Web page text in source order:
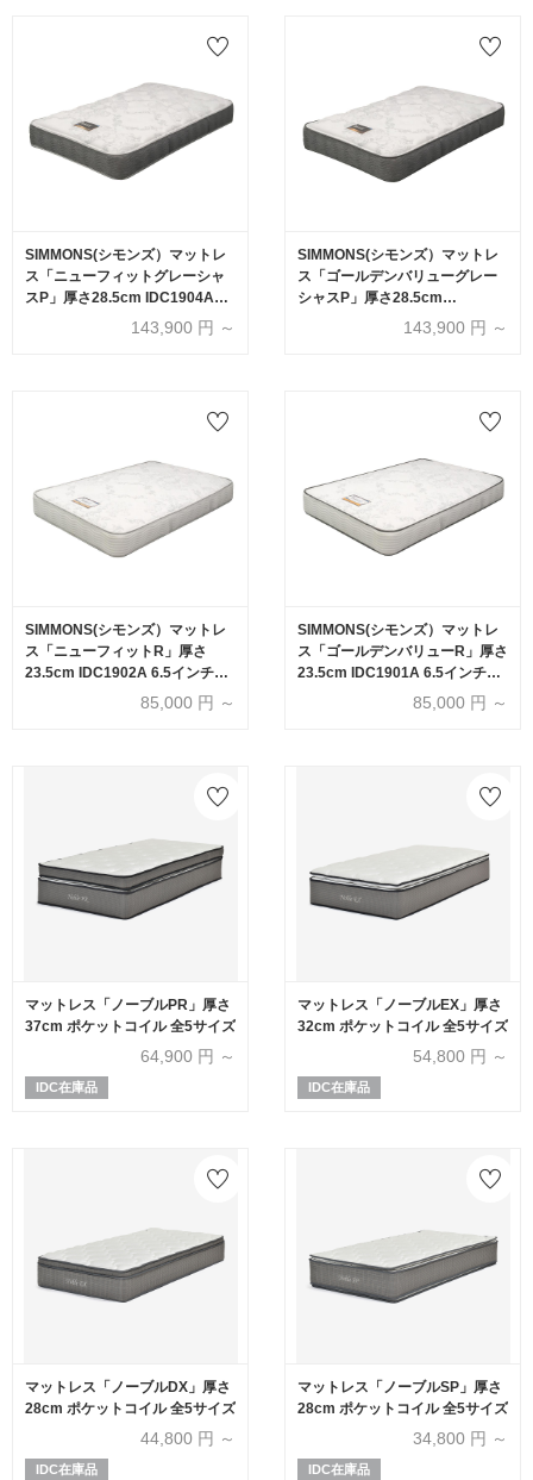
SIMMONS(シモンズ）マットレ
ス「ニューフィットグレーシャ
スP」厚さ28.5cm IDC1904A
6.5インチポケットコイル 全6サ
143,900 円 ～
SIMMONS(シモンズ）マットレ
ス「ゴールデンバリューグレー
シャスP」厚さ28.5cm
IDC1903A 6.5インチポケットコ
143,900 円 ～
SIMMONS(シモンズ）マットレ
ス「ニューフィットR」厚さ
23.5cm IDC1902A 6.5インチポ
ケットコイル 全6サイズ
85,000 円 ～
SIMMONS(シモンズ）マットレ
ス「ゴールデンバリューR」厚さ
23.5cm IDC1901A 6.5インチポ
ケットコイル 全6サイズ
85,000 円 ～
マットレス「ノーブルPR」厚さ
37cm ポケットコイル 全5サイズ
64,900 円 ～
IDC在庫品
マットレス「ノーブルEX」厚さ
32cm ポケットコイル 全5サイズ
54,800 円 ～
IDC在庫品
マットレス「ノーブルDX」厚さ
28cm ポケットコイル 全5サイズ
44,800 円 ～
IDC在庫品
マットレス「ノーブルSP」厚さ
28cm ポケットコイル 全5サイズ
34,800 円 ～
IDC在庫品